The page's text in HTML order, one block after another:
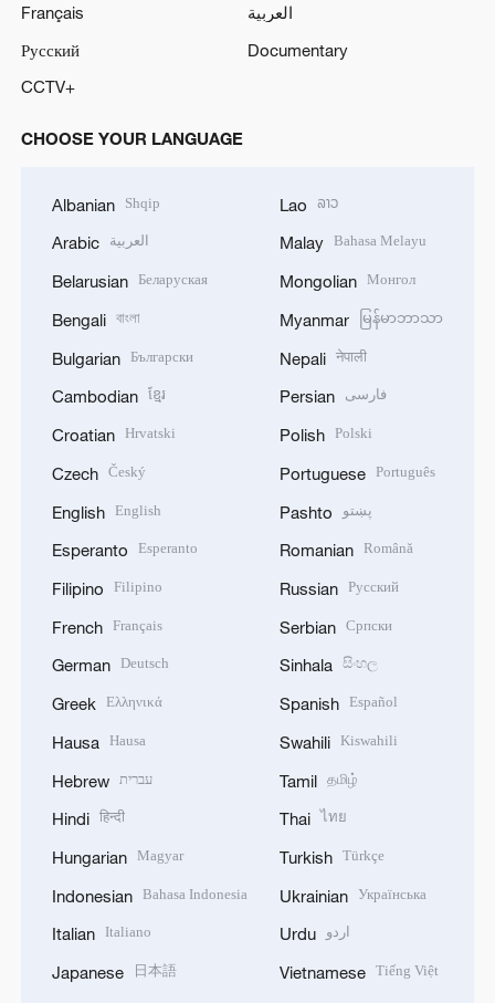
Français
العربية
Русский
Documentary
CCTV+
CHOOSE YOUR LANGUAGE
Albanian Shqip
Arabic العربية
Belarusian Беларуская
Bengali বাংলা
Bulgarian Български
Cambodian ខ្មែរ
Croatian Hrvatski
Czech Český
English English
Esperanto Esperanto
Filipino Filipino
French Français
German Deutsch
Greek Ελληνικά
Hausa Hausa
Hebrew עברית
Hindi हिन्दी
Hungarian Magyar
Indonesian Bahasa Indonesia
Italian Italiano
Japanese 日本語
Lao ລາວ
Malay Bahasa Melayu
Mongolian Монгол
Myanmar မြန်မာဘာသာ
Nepali नेपाली
Persian فارسی
Polish Polski
Portuguese Português
Pashto پښتو
Romanian Română
Russian Русский
Serbian Српски
Sinhala සිංහල
Spanish Español
Swahili Kiswahili
Tamil தமிழ்
Thai ไทย
Turkish Türkçe
Ukrainian Українська
Urdu اردو
Vietnamese Tiếng Việt